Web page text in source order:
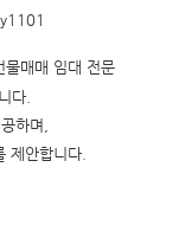
물매매 임대 전문
다.
하며,
제안합니다.